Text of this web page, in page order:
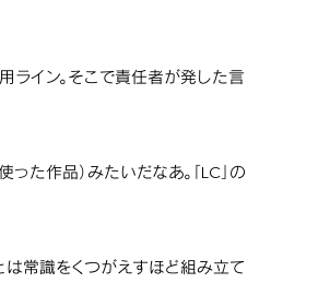
イン。そこで責任者が発した言
た作品）みたいだなあ。「LC」の
は常識をくつがえすほど組み立て